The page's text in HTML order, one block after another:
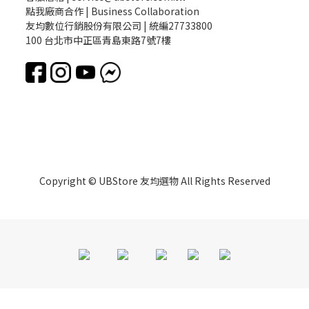
點我廠商合作 | Business Collaboration
友均數位行銷股份有限公司 | 統編27733800
100 台北市中正區青島東路7號7樓
Copyright © UBStore 友均選物 All Rights Reserved